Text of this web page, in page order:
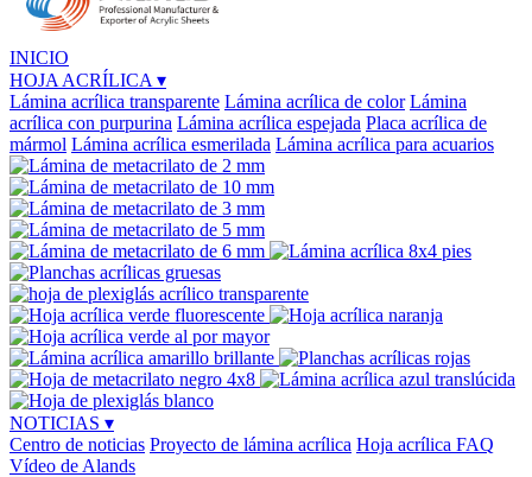
INICIO
HOJA ACRÍLICA ▾
Lámina acrílica transparente Lámina acrílica de color Lámina
acrílica con purpurina Lámina acrílica espejada Placa acrílica de
mármol Lámina acrílica esmerilada Lámina acrílica para acuarios
NOTICIAS ▾
Centro de noticias Proyecto de lámina acrílica Hoja acrílica FAQ
Vídeo de Alands